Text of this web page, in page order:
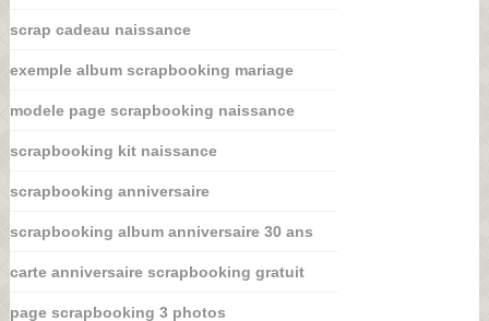
scrap cadeau naissance
exemple album scrapbooking mariage
modele page scrapbooking naissance
scrapbooking kit naissance
scrapbooking anniversaire
scrapbooking album anniversaire 30 ans
carte anniversaire scrapbooking gratuit
page scrapbooking 3 photos